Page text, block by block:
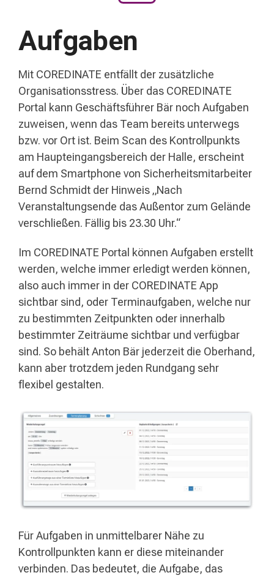
Aufgaben
Mit COREDINATE entfällt der zusätzliche
Organisationsstress. Über das COREDINATE
Portal kann Geschäftsführer Bär noch Aufgaben
zuweisen, wenn das Team bereits unterwegs
bzw. vor Ort ist. Beim Scan des Kontrollpunkts
am Haupteingangsbereich der Halle, erscheint
auf dem Smartphone von Sicherheitsmitarbeiter
Bernd Schmidt der Hinweis „Nach
Veranstaltungsende das Außentor zum Gelände
verschließen. Fällig bis 23.30 Uhr.“
Im COREDINATE Portal können Aufgaben erstellt
werden, welche immer erledigt werden können,
also auch immer in der COREDINATE App
sichtbar sind, oder Terminaufgaben, welche nur
zu bestimmten Zeitpunkten oder innerhalb
bestimmter Zeiträume sichtbar und verfügbar
sind. So behält Anton Bär jederzeit die Oberhand,
kann aber trotzdem jeden Rundgang sehr
flexibel gestalten.
Für Aufgaben in unmittelbarer Nähe zu
Kontrollpunkten kann er diese miteinander
verbinden. Das bedeutet, die Aufgabe, das